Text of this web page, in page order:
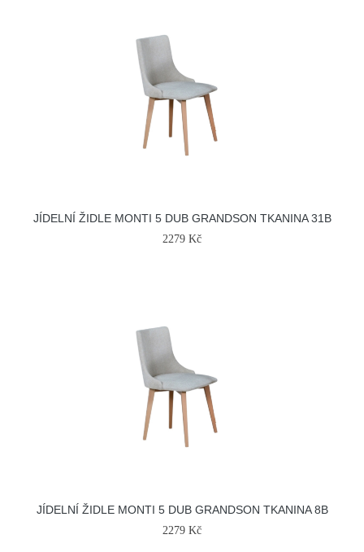
JÍDELNÍ ŽIDLE MONTI 5 DUB GRANDSON TKANINA 31B
2279 Kč
JÍDELNÍ ŽIDLE MONTI 5 DUB GRANDSON TKANINA 8B
2279 Kč